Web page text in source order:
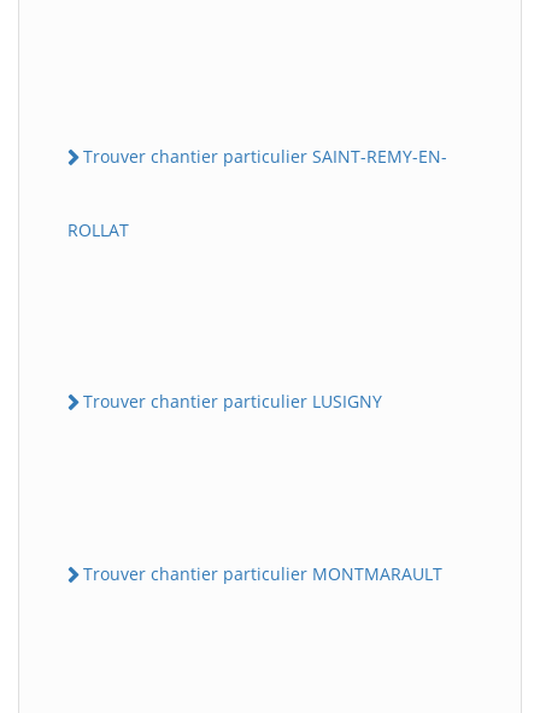
Trouver chantier particulier SAINT-REMY-EN-
ROLLAT
Trouver chantier particulier LUSIGNY
Trouver chantier particulier MONTMARAULT